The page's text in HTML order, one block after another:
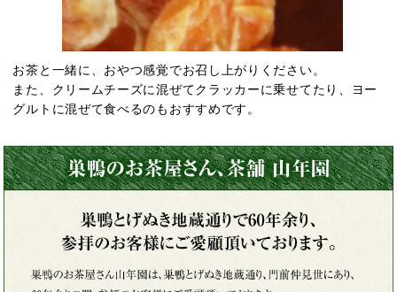
お茶と一緒に、おやつ感覚でお召し上がりください。
また、クリームチーズに混ぜてクラッカーに乗せてたり、ヨー
グルトに混ぜて食べるのもおすすめです。